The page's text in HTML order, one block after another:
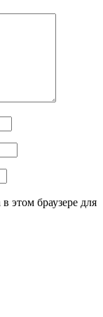
этом браузере для